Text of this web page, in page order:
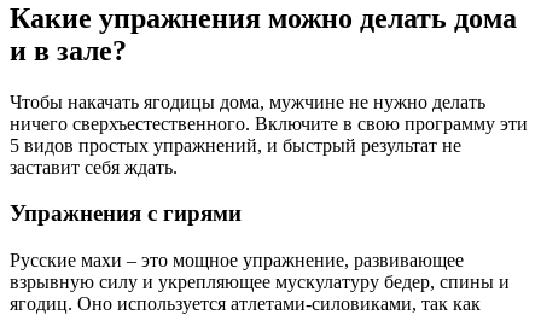
Какие упражнения можно делать дома
и в зале?
Чтобы накачать ягодицы дома, мужчине не нужно делать
ничего сверхъестественного. Включите в свою программу эти
5 видов простых упражнений, и быстрый результат не
заставит себя ждать.
Упражнения с гирями
Русские махи – это мощное упражнение, развивающее
взрывную силу и укрепляющее мускулатуру бедер, спины и
ягодиц. Оно используется атлетами-силовиками, так как